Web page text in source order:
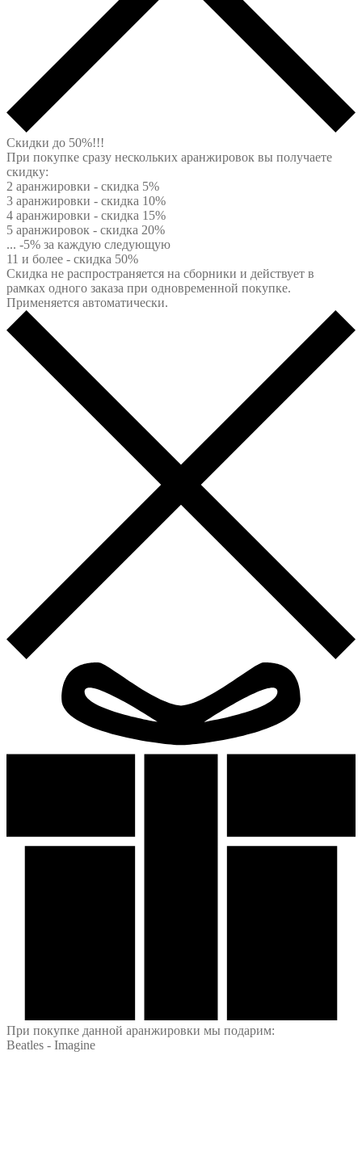
Скидки до 50%!!!
При покупке сразу нескольких аранжировок вы получаете
скидку:
2 аранжировки - скидка 5%
3 аранжировки - скидка 10%
4 аранжировки - скидка 15%
5 аранжировок - скидка 20%
... -5% за каждую следующую
11 и более - скидка 50%
Скидка не распространяется на сборники и действует в
рамках одного заказа при одновременной покупке.
Применяется автоматически.
При покупке данной аранжировки мы подарим:
Beatles - Imagine